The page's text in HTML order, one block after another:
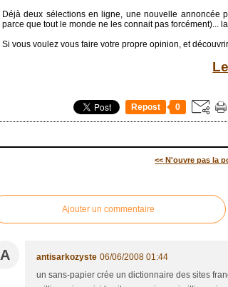
Déjà deux sélections en ligne, une nouvelle annoncée
parce que tout le monde ne les connait pas forcément)...
Si vous voulez vous faire votre propre opinion, et
Repost 0
<< N'ouvre pas la
Ajouter un commentaire
A antisarkozyste 06/06/2008 01:44
un sans-papier crée un dictionnaire des sites